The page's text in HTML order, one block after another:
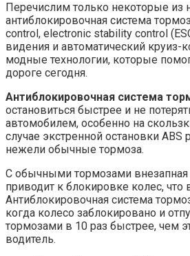
Перечислим только некоторые из
антиблокировочная система
control, electronic stability control
видения и автоматический круиз-
модные технологии, которые
дороге сегодня.
Антиблокировочная система
остановиться быстрее и не
автомобилем, особенно на
случае экстренной остановки ABS
нежели обычные тормоза.
С обычными тормозами внезапная
приводит к блокировке колес, что
Антиблокировочная система
когда колесо заблокировано и
тормозами в 10 раз быстрее, чем
водитель.